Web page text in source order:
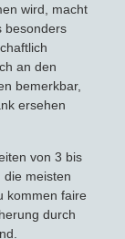
wird, macht
besonders
an den
bemerkbar,
ersehen
von 3 bis
meisten
kommen faire
durch